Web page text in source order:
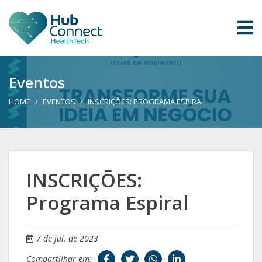
Eventos
HOME EVENTOS INSCRIÇÕES: PROGRAMA ESPIRAL
INSCRIÇÕES:
Programa Espiral
7 de jul. de 2023
Compartilhar em: